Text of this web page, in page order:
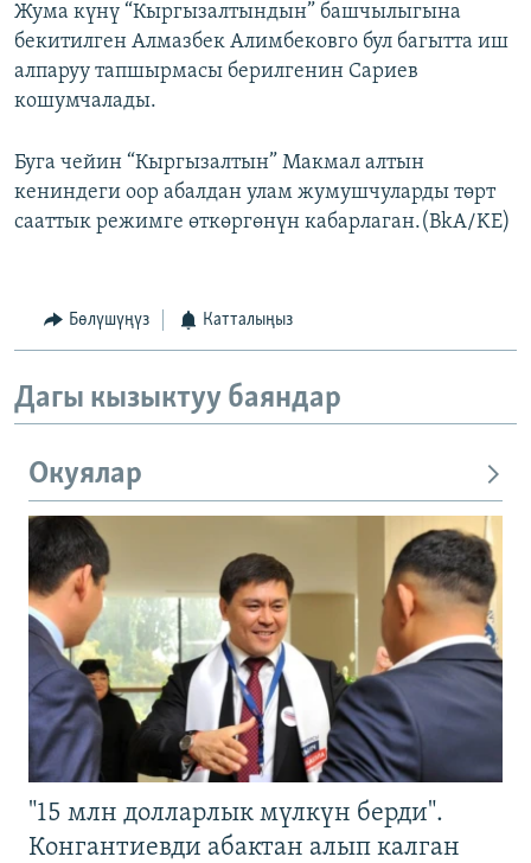
Жума күнү “Кыргызалтындын” башчылыгына
бекитилген Алмазбек Алимбековго бул багытта иш
алпаруу тапшырмасы берилгенин Сариев
кошумчалады.
Буга чейин “Кыргызалтын” Макмал алтын
кениндеги оор абалдан улам жумушчуларды төрт
сааттык режимге өткөргөнүн кабарлаган.(BkA/KE)
Бөлүшүңүз Катталыңыз
Дагы кызыктуу баяндар
Окуялар
"15 млн долларлык мүлкүн берди".
Конгантиевди абактан алып калган